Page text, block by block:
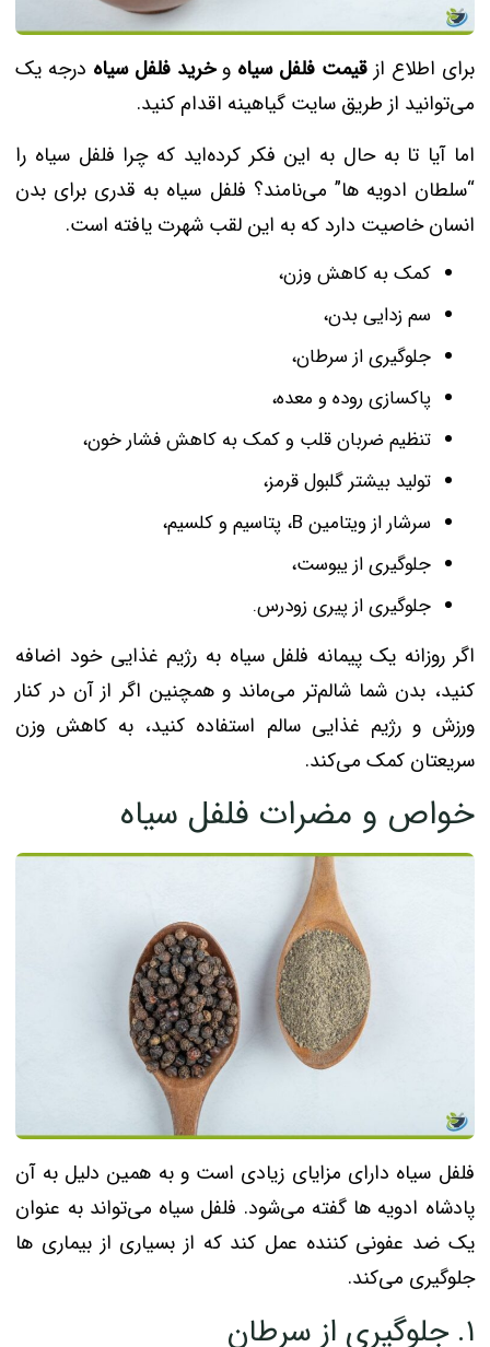
برای اطلاع ازقیمت فلفل سیاه وخرید فلفل سیاه درجه یک
می‌توانید از طریق سایت گیاهینه اقدام کنید.
اما آیا تا به حال به این فکر کرده‌اید که چرا فلفل سیاه را
“سلطان ادویه ها” می‌نامند؟ فلفل سیاه به قدری برای بدن
انسان خاصیت دارد که به این لقب شهرت یافته است.
کمک به کاهش وزن،
سم زدایی بدن،
جلوگیری از سرطان،
پاکسازی روده و معده،
تنظیم ضربان قلب و کمک به کاهش فشار خون،
تولید بیشتر گلبول قرمز،
سرشار از ویتامین B، پتاسیم و کلسیم،
جلوگیری از یبوست،
جلوگیری از پیری زودرس.
اگر روزانه یک پیمانه فلفل سیاه به رژیم غذایی خود اضافه
کنید، بدن شما شالم‌تر می‌ماند و همچنین اگر از آن در کنار
ورزش و رژیم غذایی سالم استفاده کنید، به کاهش وزن
سریعتان کمک می‌کند.
خواص و مضرات فلفل سیاه
فلفل سیاه دارای مزایای زیادی است و به همین دلیل به آن
پادشاه ادویه ها گفته می‌شود. فلفل سیاه می‌تواند به عنوان
یک ضد عفونی کننده عمل کند که از بسیاری از بیماری ها
جلوگیری می‌کند.
۱. جلوگیری از سرطان